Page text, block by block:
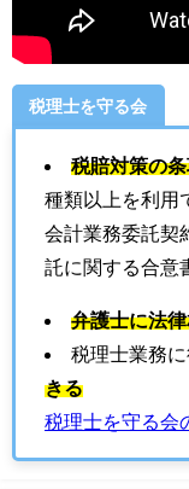
税理士を守る会
税賠対策の
種類以上を利用
会計業務委託契
託に関する合意
弁護士に法
税理士業務
きる
税理士を守る会